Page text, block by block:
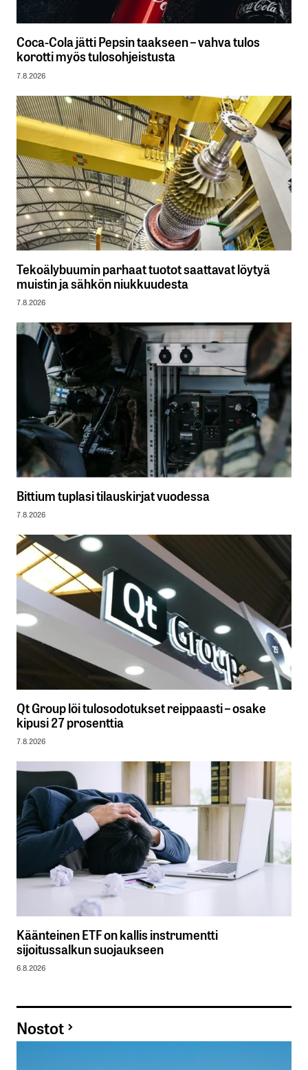
Coca-Cola jätti Pepsin taakseen – vahva tulos
korotti myös tulosohjeistusta
7.8.2026
Tekoälybuumin parhaat tuotot saattavat löytyä
muistin ja sähkön niukkuudesta
7.8.2026
Bittium tuplasi tilauskirjat vuodessa
7.8.2026
Qt Group löi tulosodotukset reippaasti – osake
kipusi 27 prosenttia
7.8.2026
Käänteinen ETF on kallis instrumentti
sijoitussalkun suojaukseen
6.8.2026
Nostot